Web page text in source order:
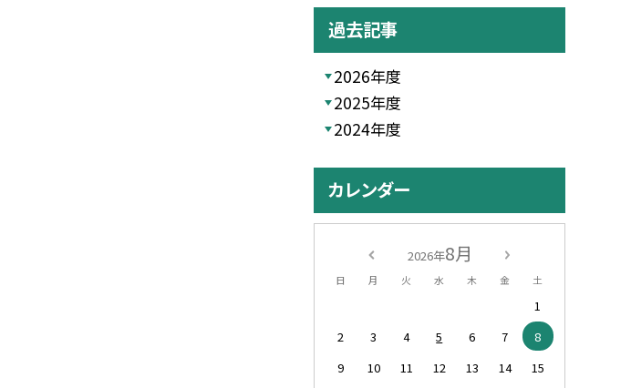
過去記事
2026年度
2025年度
2024年度
カレンダー
2026年8月
日 月 火 水 木 金 土
1
2
3 4 5 6 7
8
9
10 11 12 13 14
15